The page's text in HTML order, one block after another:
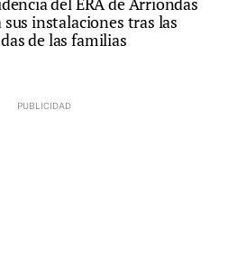
instalaciones tras las
de las familias